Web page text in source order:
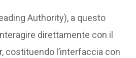
Authority), a questo
direttamente con il
costituendo l’interfaccia con